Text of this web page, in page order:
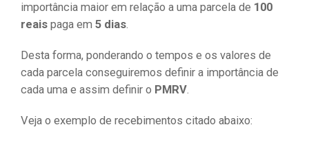
importância maior em relação a uma parcela de 100
reais paga em 5 dias.
Desta forma, ponderando o tempos e os valores de
cada parcela conseguiremos definir a importância de
cada uma e assim definir o PMRV.
Veja o exemplo de recebimentos citado abaixo: